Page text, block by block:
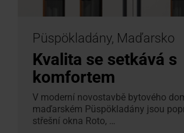
Püspökladány, Maďarsko
Kvalita se setkává s
komfortem
V moderní novostavbě bytového
maďarském Püspökladány jsou
střešní okna Roto, …